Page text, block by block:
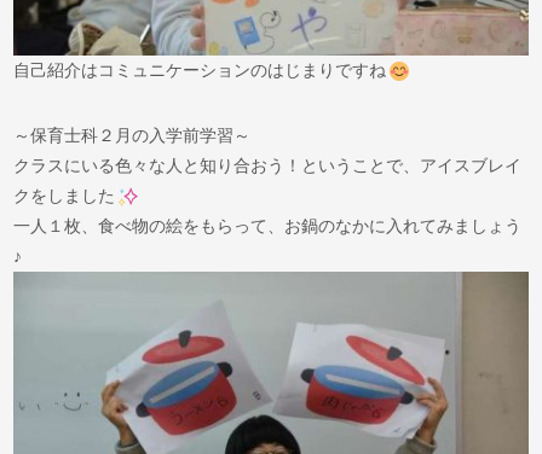
自己紹介はコミュニケーションのはじまりですね
～保育士科２月の入学前学習～
クラスにいる色々な人と知り合おう！ということで、アイスブレイ
クをしました
一人１枚、食べ物の絵をもらって、お鍋のなかに入れてみましょう
♪